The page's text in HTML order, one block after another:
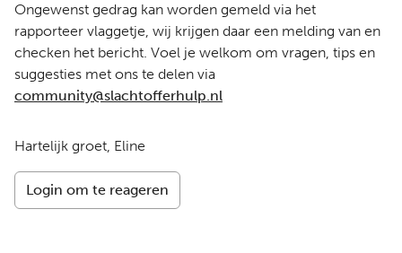
Ongewenst gedrag kan worden gemeld via het
rapporteer vlaggetje, wij krijgen daar een melding van en
checken het bericht. Voel je welkom om vragen, tips en
suggesties met ons te delen via
community@slachtofferhulp.nl
Hartelijk groet, Eline
Login om te reageren